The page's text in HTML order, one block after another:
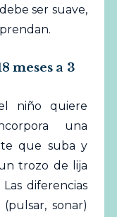
ser suave,
meses a 3
niño quiere
una
que suba y
trozo de lija
diferencias
sonar)